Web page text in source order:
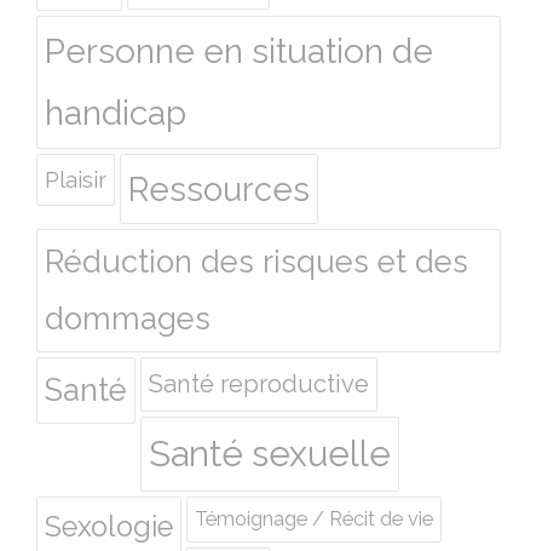
Personne en situation de
handicap
Plaisir Ressources
Réduction des risques et des
dommages
Santé
Santé reproductive
Santé sexuelle
Sexologie Témoignage / Récit de vie